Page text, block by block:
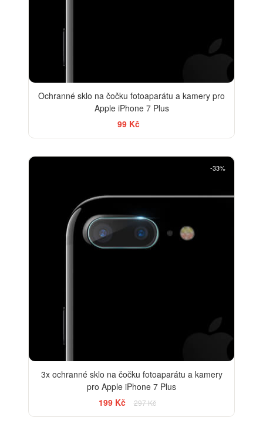
Ochranné sklo na čočku fotoaparátu a kamery pro
Apple iPhone 7 Plus
99 Kč
-33%
3x ochranné sklo na čočku fotoaparátu a kamery
pro Apple iPhone 7 Plus
199 Kč
297 Kč